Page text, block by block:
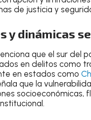
de justicia y
y dinámicas
que el sur del
en delitos como
en estados como
que la
socioeconómicas,